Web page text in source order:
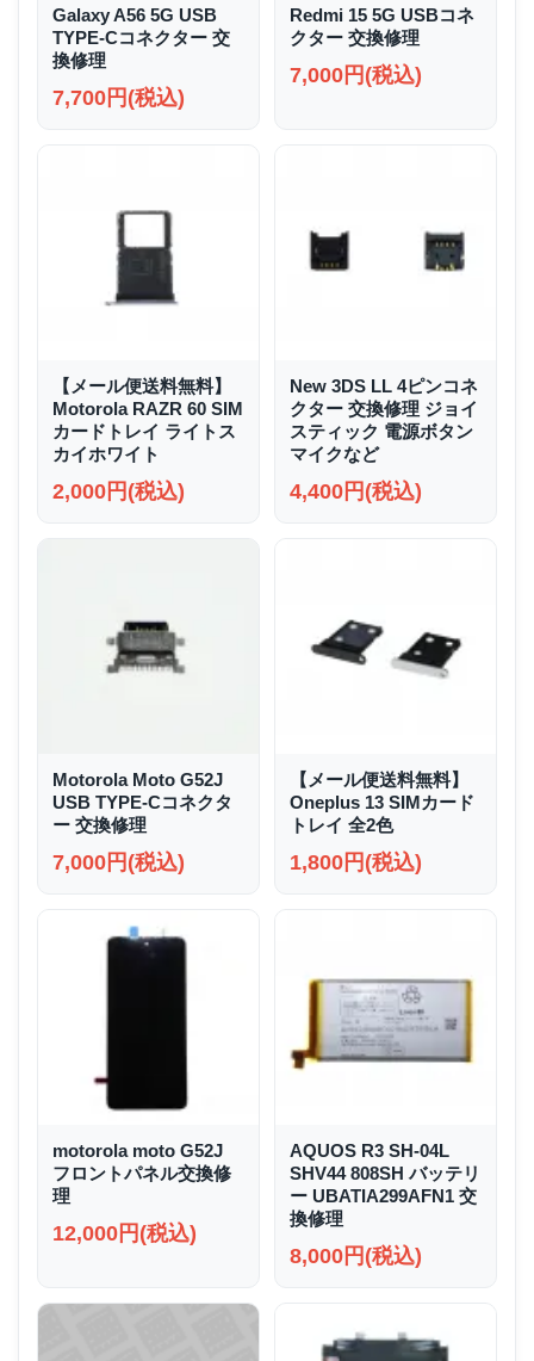
Galaxy A56 5G USB
TYPE-Cコネクター 交
換修理
7,700円(税込)
Redmi 15 5G USBコネ
クター 交換修理
7,000円(税込)
【メール便送料無料】
Motorola RAZR 60 SIM
カードトレイ ライトス
カイホワイト
2,000円(税込)
New 3DS LL 4ピンコネ
クター 交換修理 ジョイ
スティック 電源ボタン
マイクなど
4,400円(税込)
Motorola Moto G52J
USB TYPE-Cコネクタ
ー 交換修理
7,000円(税込)
【メール便送料無料】
Oneplus 13 SIMカード
トレイ 全2色
1,800円(税込)
motorola moto G52J
フロントパネル交換修
理
12,000円(税込)
AQUOS R3 SH-04L
SHV44 808SH バッテリ
ー UBATIA299AFN1 交
換修理
8,000円(税込)